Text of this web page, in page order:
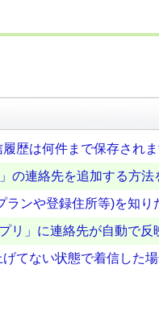
歴は何件まで保存されま
の連絡先を追加する方法
ランや登録住所等)を知り
リ」に連絡先が自動で反
てない状態で着信した